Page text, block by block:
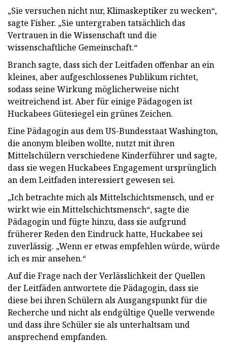
„Sie versuchen nicht nur, Klimaskeptiker zu wecken“,
sagte Fisher. „Sie untergraben tatsächlich das
Vertrauen in die Wissenschaft und die
wissenschaftliche Gemeinschaft.“
Branch sagte, dass sich der Leitfaden offenbar an ein
kleines, aber aufgeschlossenes Publikum richtet,
sodass seine Wirkung möglicherweise nicht
weitreichend ist. Aber für einige Pädagogen ist
Huckabees Gütesiegel ein grünes Zeichen.
Eine Pädagogin aus dem US-Bundesstaat Washington,
die anonym bleiben wollte, nutzt mit ihren
Mittelschülern verschiedene Kinderführer und sagte,
dass sie wegen Huckabees Engagement ursprünglich
an dem Leitfaden interessiert gewesen sei.
„Ich betrachte mich als Mittelschichtsmensch, und er
wirkt wie ein Mittelschichtsmensch“, sagte die
Pädagogin und fügte hinzu, dass sie aufgrund
früherer Reden den Eindruck hatte, Huckabee sei
zuverlässig. „Wenn er etwas empfehlen würde, würde
ich es mir ansehen.“
Auf die Frage nach der Verlässlichkeit der Quellen
der Leitfäden antwortete die Pädagogin, dass sie
diese bei ihren Schülern als Ausgangspunkt für die
Recherche und nicht als endgültige Quelle verwende
und dass ihre Schüler sie als unterhaltsam und
ansprechend empfanden.